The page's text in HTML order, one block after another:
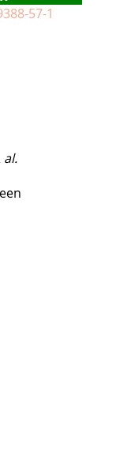
57-1
al.